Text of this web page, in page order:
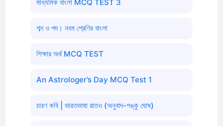
মাধ্যমিক বাংলা MCQ TEST 3
শব্দ ও পদ। নবম শ্রেণির বাংলা
শিক্ষার অর্থ MCQ TEST
An Astrologer’s Day MCQ Test 1
চারণ কবি | ভারতভাষা রাতও (অনুবাদ-শঙ্কু ঘোষ)